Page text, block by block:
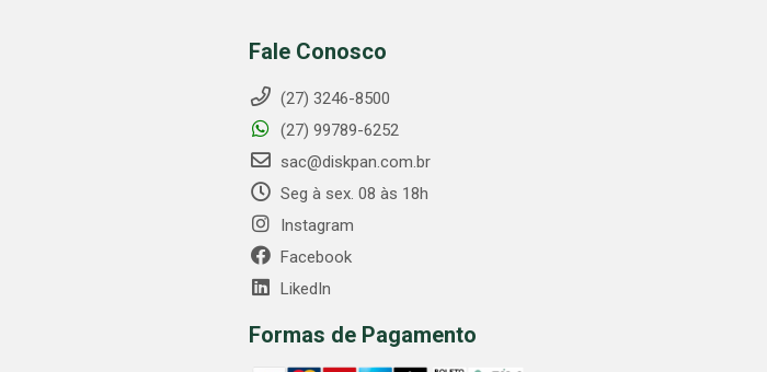
Fale Conosco
(27) 3246-8500
(27) 99789-6252
sac@diskpan.com.br
Seg à sex. 08 às 18h
Instagram
Facebook
LikedIn
Formas de Pagamento